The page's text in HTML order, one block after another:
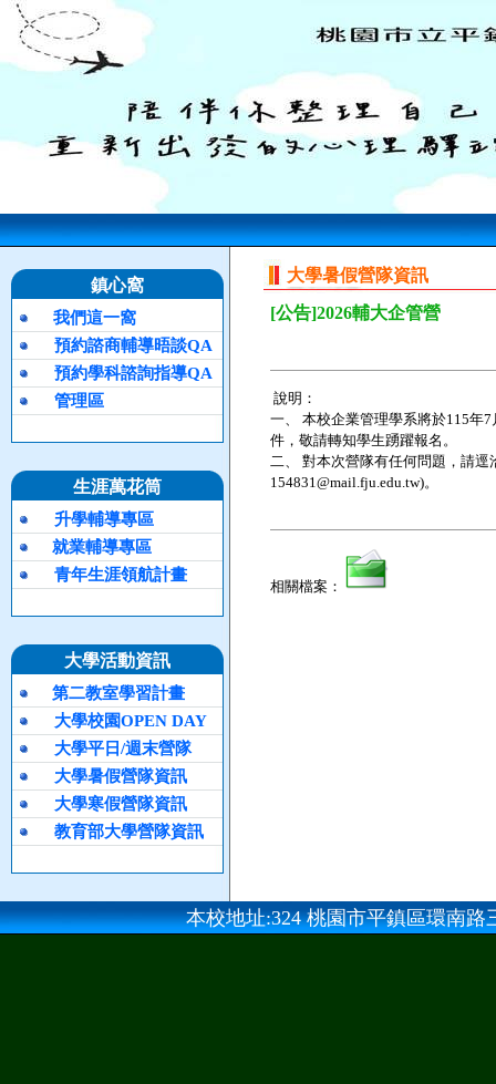
鎮心窩
我們這一窩
預約諮商輔導晤談QA
預約學科諮詢指導QA
管理區
生涯萬花筒
升學輔導專區
就業輔導專區
青年生涯領航計畫
大學活動資訊
第二教室學習計畫
大學校園OPEN DAY
大學平日/週末營隊
大學暑假營隊資訊
大學寒假營隊資訊
教育部大學營隊資訊
大學暑假營隊資訊
[公告]2026輔大企管營
說明：
一、
本校企業管理學系將於115年
件，敬請轉知學生踴躍報名。
二、
對本次營隊有任何問題，請逕
154831@mail.fju.edu.tw)。
相關檔案：
本校地址:324 桃園市平鎮區環南路